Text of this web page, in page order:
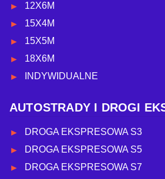
12X6M
15X4M
15X5M
18X6M
INDYWIDUALNE
AUTOSTRADY I DROGI
DROGA EKSPRESOWA S3
DROGA EKSPRESOWA S5
DROGA EKSPRESOWA S7